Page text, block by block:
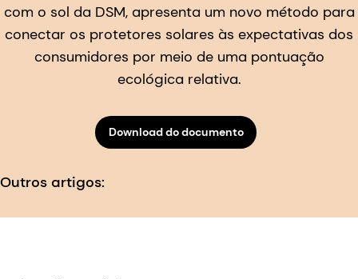
com o sol da DSM, apresenta um novo método para
conectar os protetores solares às expectativas dos
consumidores por meio de uma pontuação
ecológica relativa.
Download do documento
Outros artigos: